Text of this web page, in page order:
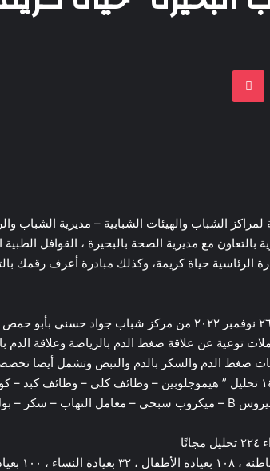
‫Pocket
الشباب والهيئات الشبابية – مديرية الشباب
بالتعاون مع مديرية الصحة بالبحيرة ، القوافل
الرئاسية حياة كريمة، وكذلك مبادرة أعرف رقمك
وتنفذ فاعليات المبادرة اليوم السبت الموافق ٢٦ نوفمبر ٢٠٢٢ من مركز شباب جواد
توعية عن علاقة ضغط الدم بالرياضة وعلاقة الدم
ضغط الدم والسكر بالدم والنبض وتشمل أيضا
أطفال – نساء – عظام – تحاليل طبية “متوفر ١٤ تحليل ” هيموجلوبين – وظائف كلى –
وسجلت نسب الكشف